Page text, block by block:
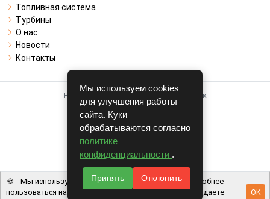
Топливная система
Турбины
О нас
Новости
Контакты
Работает на системе для авторазборок
CARRO.БИЗНЕС
Полная версия
© COPYRIGHT 2026 г.
v1.1.24
Мы используем cookies
для улучшения работы
сайта. Куки
обрабатываются согласно
политике
конфиденциальности .
Принять Отклонить
🍪
Мы используем файлы cookie, чтобы вам было удобнее
пользоваться нашим сайтом. Используя наш сайт, вы даете
OK